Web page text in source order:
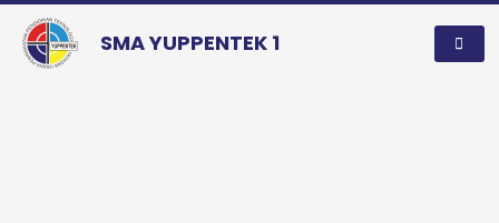
SMA YUPPENTEK 1